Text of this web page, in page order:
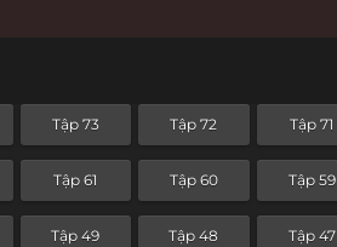
Tập 73 Tập 72 Tập 71
Tập 61 Tập 60 Tập 59
Tập 49 Tập 48 Tập 47